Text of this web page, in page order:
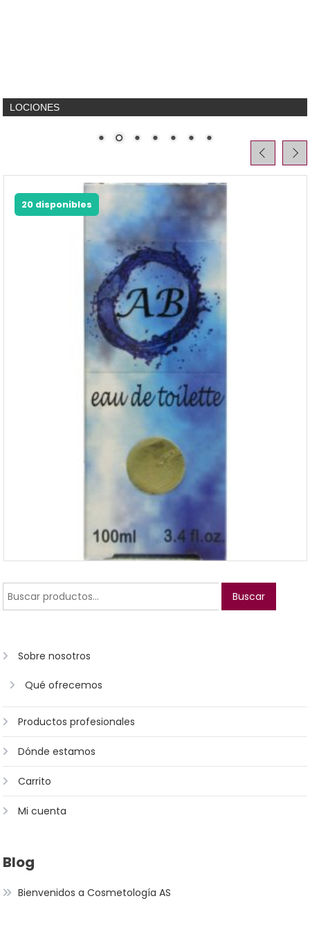
LOCIONES
20 disponibles
Buscar
por:
Buscar
Sobre nosotros
Qué ofrecemos
Productos profesionales
Dónde estamos
Carrito
Mi cuenta
Blog
Bienvenidos a Cosmetología AS